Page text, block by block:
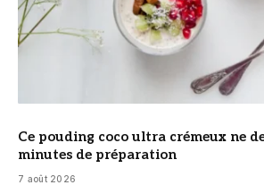
Ce pouding coco ultra crémeux ne
minutes de préparation
7 août 2026